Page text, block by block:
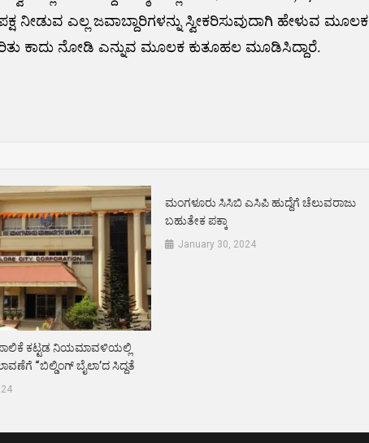
ನೀಡುವ ಎಲ್ಲ ಜವಾಬ್ದಾರಿಗಳನ್ನು ಸ್ವೀಕರಿಸುವುದಾಗಿ ಹೇಳುವ ಮೂಲಕ
ಕಾದು ನೋಡಿ ಎನ್ನುವ ಮೂಲಕ ಕುತೂಹಲ ಮೂಡಿಸಿದ್ದಾರೆ.
ಕಟ್ಟಡ ನಿಯಮಾವಳಿಯಲ್ಲಿ
“ಬಿಲ್ಡಿಂಗ್‌ ಬೈಲಾ’ದ ಸಿದ್ದತೆ
ಮಂಗಳೂರು ಸಿಸಿಬಿ ಎಸಿಪಿ ಹುದ್ದೆಗೆ ಚೆಲುವರಾಜು
ಬಹುತೇಕ ಪಕ್ಕಾ
January 30, 2024